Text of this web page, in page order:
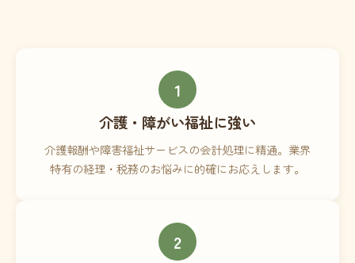
1
介護・障がい福祉に強い
介護報酬や障害福祉サービスの会計処理に精通。業界
特有の経理・税務のお悩みに的確にお応えします。
2